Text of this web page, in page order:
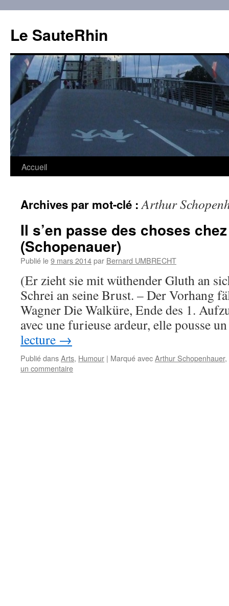
contenu
Le SauteRhin
Accueil
Archives par mot-clé :Arthur
Il s’en passe des choses
(Schopenauer)
Publié le9 mars 2014par Bernard UMBRECHT
(Er zieht sie mit wüthender Gluth an
Schrei an seine Brust. – Der Vorhang
Wagner Die Walküre, Ende des 1.
avec une furieuse ardeur, elle pousse
lecture →
Publié dansArts, Humour | Marqué avecArthur Schopenhauer,
un commentaire